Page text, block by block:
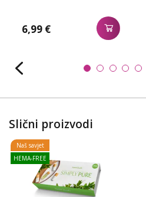
6,99 €
Slični proizvodi
Naš savjet
HEMA-FREE